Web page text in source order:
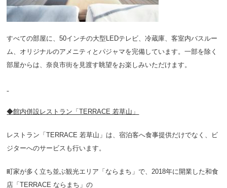
すべての部屋に、50インチの大型LEDテレビ、冷蔵庫、客室内バスルー
ム、オリジナルのアメニティとパジャマを完備しています。一部を除く
部屋からは、奈良市街を見渡す眺望をお楽しみいただけます。
◆館内併設レストラン「TERRACE 若草山」
レストラン「TERRACE 若草山」は、宿泊客へ食事提供だけでなく、ビ
ジターへのサービスも行います。
町家が多く立ち並ぶ観光エリア「ならまち」で、2018年に開業した和食
店「TERRACE ならまち」の